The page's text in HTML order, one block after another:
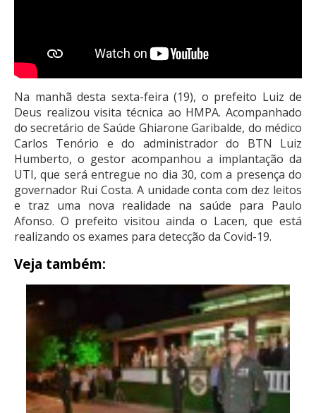
Na manhã desta sexta-feira (19), o prefeito Luiz de
Deus realizou visita técnica ao HMPA. Acompanhado
do secretário de Saúde Ghiarone Garibalde, do médico
Carlos Tenório e do administrador do BTN Luiz
Humberto, o gestor acompanhou a implantação da
UTI, que será entregue no dia 30, com a presença do
governador Rui Costa. A unidade conta com dez leitos
e traz uma nova realidade na saúde para Paulo
Afonso. O prefeito visitou ainda o Lacen, que está
realizando os exames para detecção da Covid-19.
Veja também: